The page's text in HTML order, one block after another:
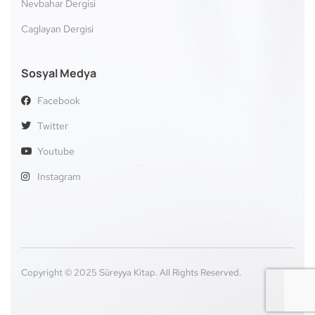
Nevbahar Dergisi
Caglayan Dergisi
Sosyal Medya
Facebook
Twitter
Youtube
Instagram
Copyright © 2025 Süreyya Kitap. All Rights Reserved.